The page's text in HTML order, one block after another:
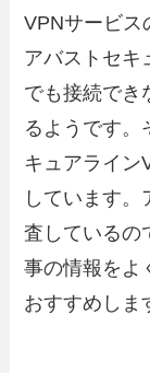
VPNサービス
アバストセキ
でも接続でき
るようです。
キュアライン
しています。
査しているの
事の情報をよ
おすすめしま